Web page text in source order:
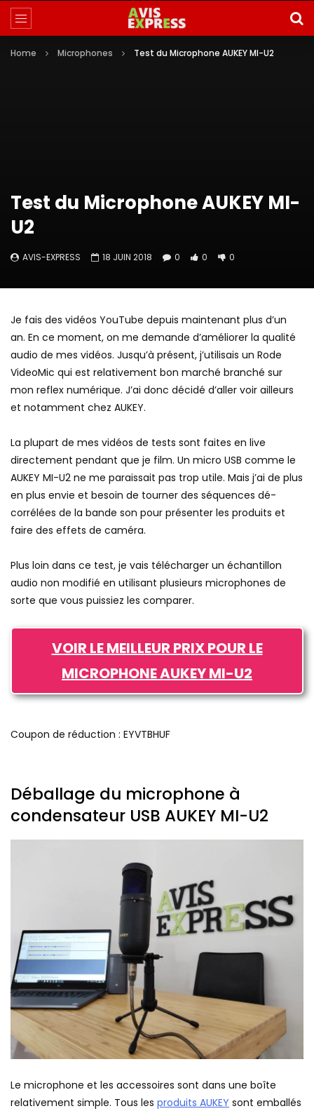
Home Microphones Test du Microphone AUKEY MI-U2
Test du Microphone AUKEY MI-
U2
AVIS-EXPRESS 18 JUIN 2018 0 0 0
Je fais des vidéos YouTube depuis maintenant plus d’un
an. En ce moment, on me demande d’améliorer la qualité
audio de mes vidéos. Jusqu’à présent, j’utilisais un Rode
VideoMic qui est relativement bon marché branché sur
mon reflex numérique. J’ai donc décidé d’aller voir ailleurs
et notamment chez AUKEY.
La plupart de mes vidéos de tests sont faites en live
directement pendant que je film. Un micro USB comme le
AUKEY MI-U2 ne me paraissait pas trop utile. Mais j’ai de plus
en plus envie et besoin de tourner des séquences dé-
corrélées de la bande son pour présenter les produits et
faire des effets de caméra.
Plus loin dans ce test, je vais télécharger un échantillon
audio non modifié en utilisant plusieurs microphones de
sorte que vous puissiez les comparer.
VOIR LE MEILLEUR PRIX POUR LE
MICROPHONE AUKEY MI-U2
Coupon de réduction : EYVTBHUF
Déballage du microphone à
condensateur USB AUKEY MI-U2
Le microphone et les accessoires sont dans une boîte
relativement simple. Tous les produits AUKEY sont emballés